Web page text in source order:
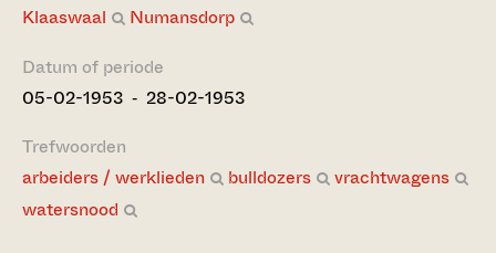
Klaaswaal
Numansdorp
Datum of periode
05-02-1953 ‐ 28-02-1953
Trefwoorden
arbeiders / werklieden
bulldozers
vrachtwagens
watersnood